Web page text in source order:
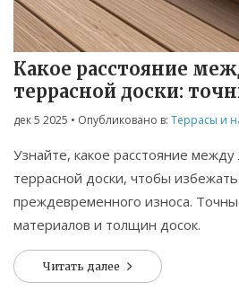
Какое расстояние
террасной доски:
ошибки при монтаже
дек 5 2025 • Опубликовано в: Террасы и
Узнайте, какое расстояние
террасной доски, чтобы
преждевременного износа.
материалов и толщин досок.
Читать далее